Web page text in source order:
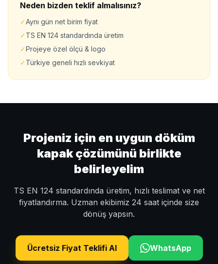
Neden bizden teklif almalısınız?
✓Aynı gün net birim fiyat
✓TS EN 124 standardında üretim
✓Projeye özel ölçü & logo
✓Türkiye geneli hızlı sevkiyat
Projeniz için en uygun döküm
kapak çözümünü birlikte
belirleyelim
TS EN 124 standardında üretim, hızlı teslimat ve net
fiyatlandırma. Uzman ekibimiz 24 saat içinde size
dönüş yapsın.
Ücretsiz Fiyat Teklifi Al WhatsApp